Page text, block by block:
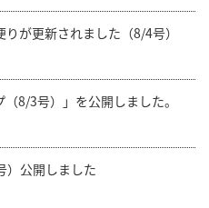
が更新されました（8/4号）
8/3号）」を公開しました。
）公開しました